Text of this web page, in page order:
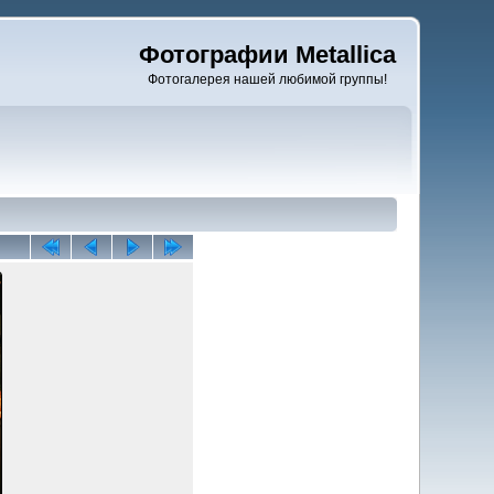
Фотографии Metallica
Фотогалерея нашей любимой группы!